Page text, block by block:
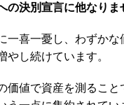
決別宣言に他なりま
一喜一憂し、わずか
やし続けています。
価値で資産を測るこ